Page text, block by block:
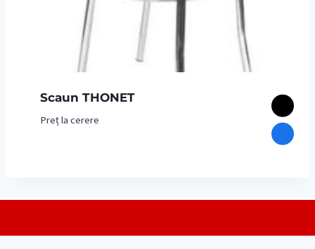
Scaun THONET
Preț la cerere